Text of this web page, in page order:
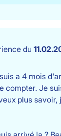
du
a 4 mois
compter. Je
plus savoir,